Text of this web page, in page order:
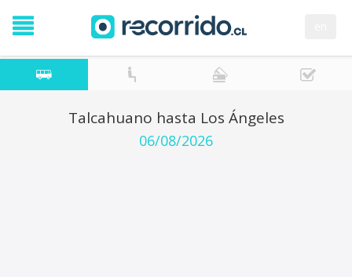
Talcahuano hasta Los Ángeles
06/08/2026